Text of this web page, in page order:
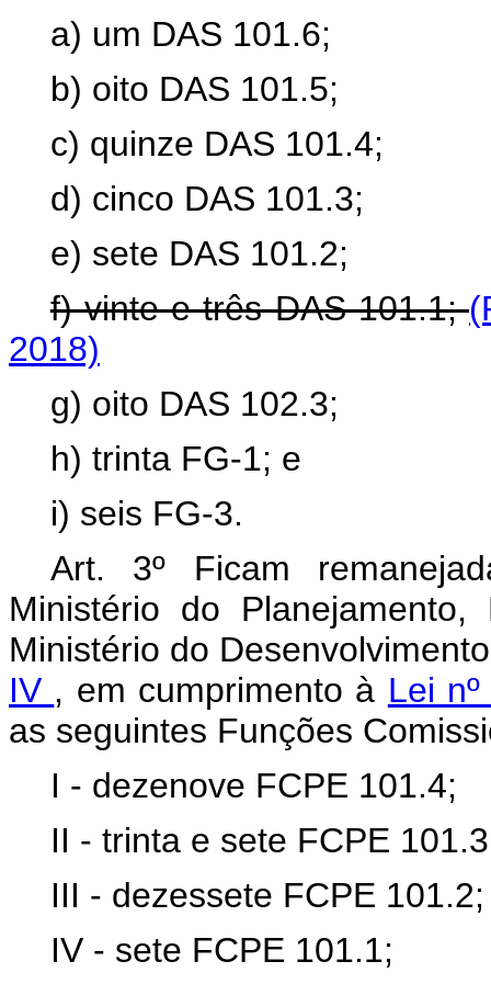
a) um DAS 101.6;
b) oito DAS 101.5;
c) quinze DAS 101.4;
d) cinco DAS 101.3;
e) sete DAS 101.2;
f) vinte e três DAS 101.1;
2018)
g) oito DAS 102.3;
h) trinta FG-1; e
i) seis FG-3.
Art. 3º Ficam
Ministério do
Ministério do
IV , em cumprimento à Lei
as seguintes Funções
I - dezenove FCPE 101.4;
II - trinta e sete FCPE
III - dezessete FCPE 101.2;
IV - sete FCPE 101.1;